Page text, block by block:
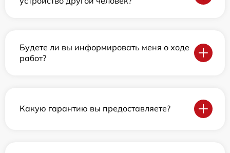
Будете ли вы информировать меня о ходе
работ?
Какую гарантию вы предоставляете?